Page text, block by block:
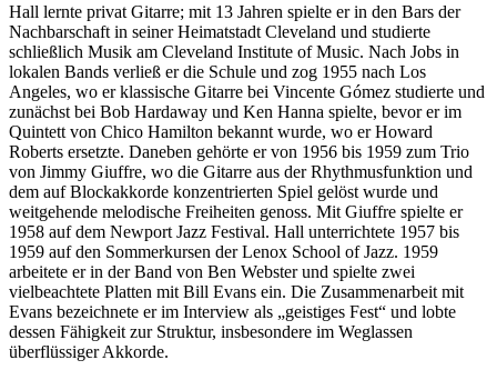
Hall lernte privat Gitarre; mit 13 Jahren spielte er in den Bars der
Nachbarschaft in seiner Heimatstadt Cleveland und studierte
schließlich Musik am Cleveland Institute of Music. Nach Jobs in
lokalen Bands verließ er die Schule und zog 1955 nach Los
Angeles, wo er klassische Gitarre bei Vincente Gómez studierte und
zunächst bei Bob Hardaway und Ken Hanna spielte, bevor er im
Quintett von Chico Hamilton bekannt wurde, wo er Howard
Roberts ersetzte. Daneben gehörte er von 1956 bis 1959 zum Trio
von Jimmy Giuffre, wo die Gitarre aus der Rhythmusfunktion und
dem auf Blockakkorde konzentrierten Spiel gelöst wurde und
weitgehende melodische Freiheiten genoss. Mit Giuffre spielte er
1958 auf dem Newport Jazz Festival. Hall unterrichtete 1957 bis
1959 auf den Sommerkursen der Lenox School of Jazz. 1959
arbeitete er in der Band von Ben Webster und spielte zwei
vielbeachtete Platten mit Bill Evans ein. Die Zusammenarbeit mit
Evans bezeichnete er im Interview als „geistiges Fest“ und lobte
dessen Fähigkeit zur Struktur, insbesondere im Weglassen
überflüssiger Akkorde.